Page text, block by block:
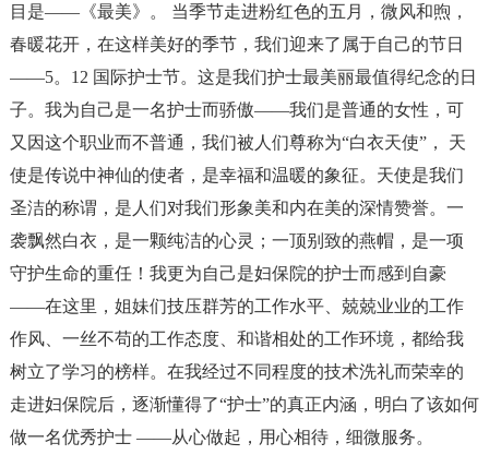
目是——《最美》。 当季节走进粉红色的五月，微风和煦，
春暖花开，在这样美好的季节，我们迎来了属于自己的节日
——5。12 国际护士节。这是我们护士最美丽最值得纪念的日
子。我为自己是一名护士而骄傲——我们是普通的女性，可
又因这个职业而不普通，我们被人们尊称为“白衣天使”， 天
使是传说中神仙的使者，是幸福和温暖的象征。天使是我们
圣洁的称谓，是人们对我们形象美和内在美的深情赞誉。一
袭飘然白衣，是一颗纯洁的心灵；一顶别致的燕帽，是一项
守护生命的重任！我更为自己是妇保院的护士而感到自豪
——在这里，姐妹们技压群芳的工作水平、兢兢业业的工作
作风、一丝不苟的工作态度、和谐相处的工作环境，都给我
树立了学习的榜样。在我经过不同程度的技术洗礼而荣幸的
走进妇保院后，逐渐懂得了“护士”的真正内涵，明白了该如何
做一名优秀护士 ——从心做起，用心相待，细微服务。